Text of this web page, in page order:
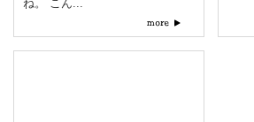
ね。 こん...